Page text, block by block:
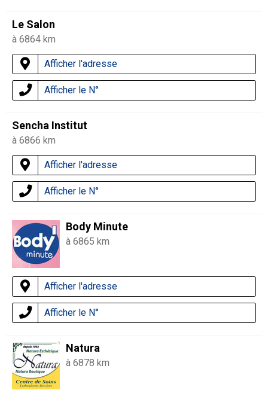
Le Salon
à 6864 km
Afficher l'adresse
Afficher le N°
Sencha Institut
à 6866 km
Afficher l'adresse
Afficher le N°
Body Minute
à 6865 km
Afficher l'adresse
Afficher le N°
Natura
à 6878 km